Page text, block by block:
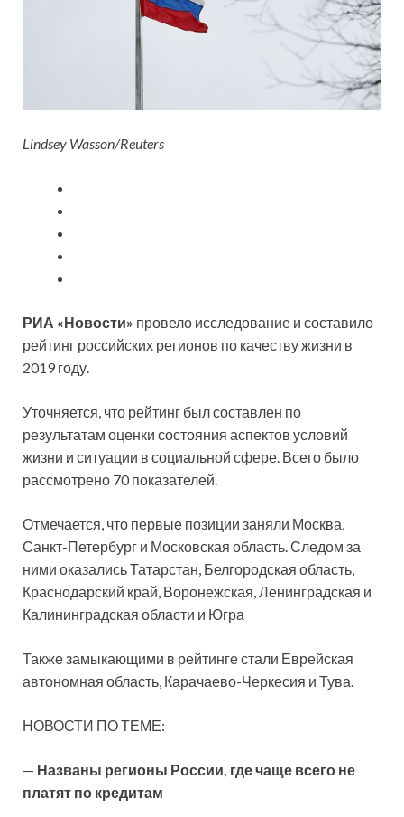
Lindsey Wasson/Reuters
РИА «Новости» провело исследование и составило
рейтинг российских регионов по качеству жизни в
2019 году.
Уточняется, что рейтинг был составлен по
результатам оценки состояния аспектов условий
жизни и ситуации в социальной сфере. Всего было
рассмотрено 70 показателей.
Отмечается, что первые позиции заняли Москва,
Санкт-Петербург и Московская область. Следом за
ними оказались Татарстан, Белгородская область,
Краснодарский край, Воронежская, Ленинградская и
Калининградская области и Югра
Также замыкающими в рейтинге стали Еврейская
автономная область, Карачаево-Черкесия и Тува.
НОВОСТИ ПО ТЕМЕ:
— Названы регионы России, где чаще всего не
платят по кредитам